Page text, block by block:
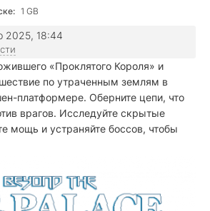
1 GB
2025, 18:44
«Проклятого Короля» и
по утраченным землям в
платформере. Оберните цепи, что
врагов. Исследуйте скрытые
мощь и устраняйте боссов, чтобы